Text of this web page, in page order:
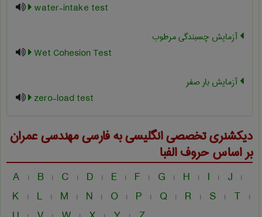
water-intake test
آزمایش چسبندگی مرطوب
Wet Cohesion Test
آزمایش بار صفر
zero-load test
دیکشنری تخصصی انگلیسی به فارسیمهندسی عمران
بر اساس حروف الفبا
A | B | C | D | E | F | G | H | I | J |
K | L | M | N | O | P | Q | R | S | T |